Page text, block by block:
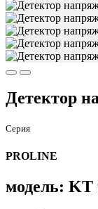
Детектор
Серия
PROLINE
модель: KT